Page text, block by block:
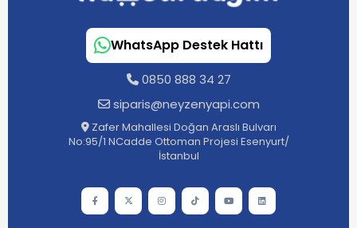
WhatsApp Destek Hattı
0850 888 34 27
siparis@neyzenyapi.com
Zafer Mahallesi Doğan Araslı Bulvarı
No:95/1 NCadde Ottoman Projesi Esenyurt/
İstanbul